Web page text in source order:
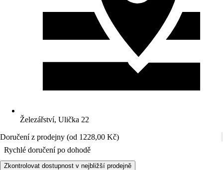
Železářství, Ulička 22
Doručení z prodejny (od 1228,00 Kč)
Rychlé doručení po dohodě
Zkontrolovat dostupnost v nejbližší prodejně